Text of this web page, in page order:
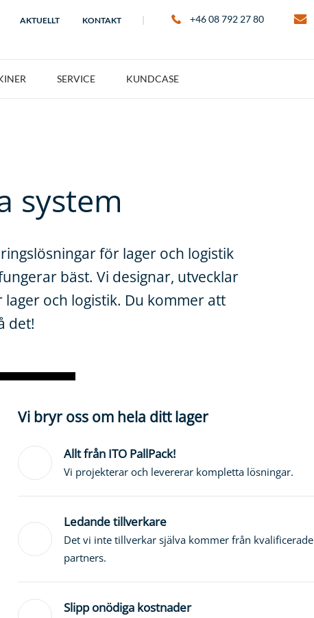
AKTUELLT KONTAKT +46 08 792 27 80
SERVICE KUNDCASE
system
för lager och logistik
bäst. Vi designar, utvecklar
och logistik. Du kommer att
det!
Vi bryr oss om hela ditt lager
Allt från ITO PallPack!
Vi projekterar och levererar kompletta lösningar.
Ledande tillverkare
Det vi inte tillverkar själva kommer från kvalificerade
partners.
Slipp onödiga kostnader